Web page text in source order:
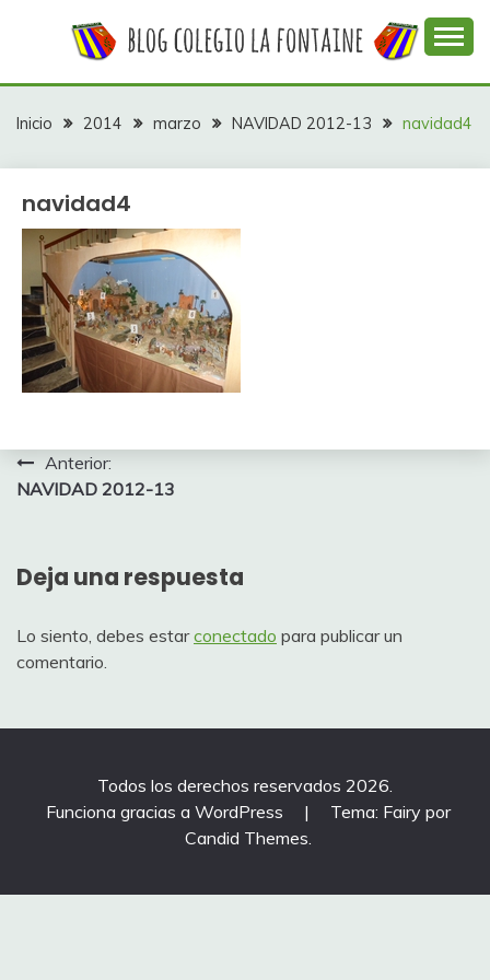
COLEGIO LA
FONTAINE
colegio La Fontaine
Inicio 2014 marzo NAVIDAD 2012-13 navidad4
navidad4
Navegación
de
Anterior:
NAVIDAD 2012-13
Deja una respuesta
Lo siento, debes estarconectado para publicar un
comentario.
Todos los derechos reservados 2026.
Funciona gracias a WordPress
|
Tema: Fairy por
Candid Themes